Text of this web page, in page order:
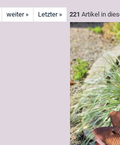
weiter » Letzter » 221 Artikel in